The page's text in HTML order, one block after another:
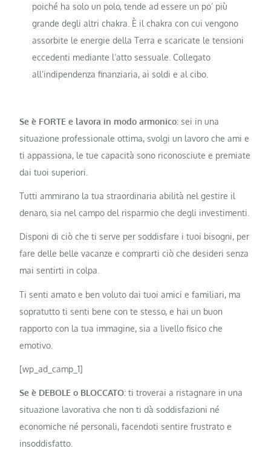
poiché ha solo un polo, tende ad essere un po’ più
grande degli altri chakra. È il chakra con cui vengono
assorbite le energie della Terra e scaricate le tensioni
eccedenti mediante l’atto sessuale. Collegato
all’indipendenza finanziaria, ai soldi e al cibo.
Se è FORTE e lavora in modo armonico: sei in una
situazione professionale ottima, svolgi un lavoro che ami e
ti appassiona, le tue capacità sono riconosciute e premiate
dai tuoi superiori.
Tutti ammirano la tua straordinaria abilità nel gestire il
denaro, sia nel campo del risparmio che degli investimenti.
Disponi di ciò che ti serve per soddisfare i tuoi bisogni, per
fare delle belle vacanze e comprarti ciò che desideri senza
mai sentirti in colpa.
Ti senti amato e ben voluto dai tuoi amici e familiari, ma
sopratutto ti senti bene con te stesso, e hai un buon
rapporto con la tua immagine, sia a livello fisico che
emotivo.
[wp_ad_camp_1]
Se è DEBOLE o BLOCCATO: ti troverai a ristagnare in una
situazione lavorativa che non ti dà soddisfazioni né
economiche né personali, facendoti sentire frustrato e
insoddisfatto.